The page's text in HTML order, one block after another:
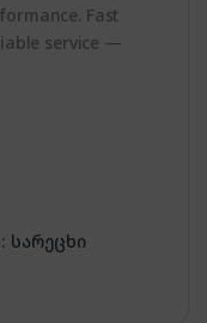
Fast
service —
სარეცხი